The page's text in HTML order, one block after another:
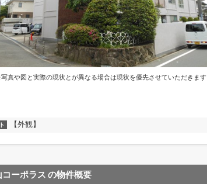
真や図と実際の現状とが異なる場合は現状を優先させていただきます
【外観】
ーポラス の物件概要